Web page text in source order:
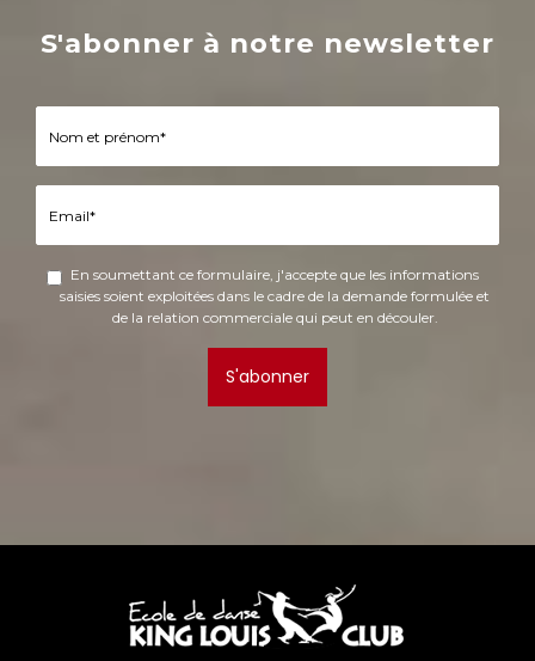
S'abonner à notre newsletter
En soumettant ce formulaire, j'accepte que les informations
saisies soient exploitées dans le cadre de la demande formulée et
de la relation commerciale qui peut en découler.
S'abonner